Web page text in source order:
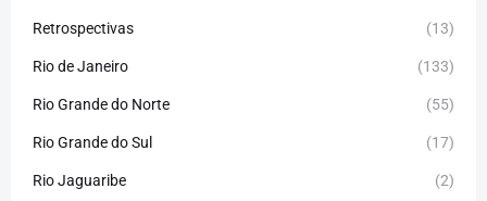
Retrospectivas (13)
Rio de Janeiro (133)
Rio Grande do Norte (55)
Rio Grande do Sul (17)
Rio Jaguaribe (2)